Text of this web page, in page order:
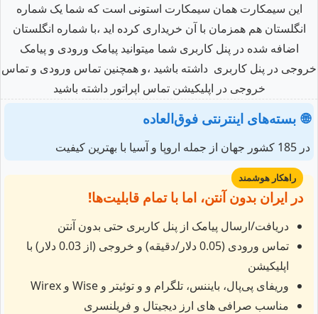
این سیمکارت همان سیمکارت استونی است که شما یک شماره
انگلستان هم همزمان با آن خریداری کرده اید ،با شماره انگلستان
اضافه شده در پنل کاربری شما میتوانید پیامک ورودی و پیامک
خروجی در پنل کاربری داشته باشید ،و همچنین تماس ورودی و تماس
خروجی در اپلیکیشن تماس اپراتور داشته باشید
🌐 بسته‌های اینترنتی فوق‌العاده
در 185 کشور جهان از جمله اروپا و آسیا با بهترین کیفیت
راهکار هوشمند
در ایران بدون آنتن، اما با تمام قابلیت‌ها!
دریافت/ارسال پیامک از پنل کاربری حتی بدون آنتن
تماس ورودی (0.05 دلار/دقیقه) و خروجی (از 0.03 دلار) با
اپلیکیشن
وریفای پی‌پال، بایننس، تلگرام و و توئیتر و Wise و Wirex
مناسب صرافی های ارز دیجیتال و فریلنسری